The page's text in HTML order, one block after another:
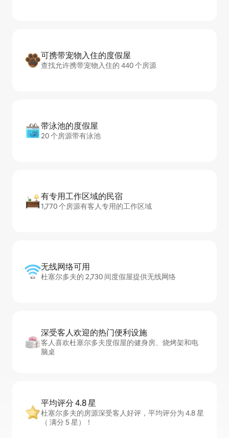
可携带宠物入住的度假屋
查找允许携带宠物入住的 440 个房源
带泳池的度假屋
20 个房源带有泳池
有专用工作区域的民宿
1,770 个房源有客人专用的工作区域
无线网络可用
杜塞尔多夫的 2,730 间度假屋提供无线网络
深受客人欢迎的热门便利设施
客人喜欢杜塞尔多夫度假屋的健身房、烧烤架和电
脑桌
平均评分 4.8 星
杜塞尔多夫的房源深受客人好评，平均评分为 4.8 星
（ 满分 5 星）！